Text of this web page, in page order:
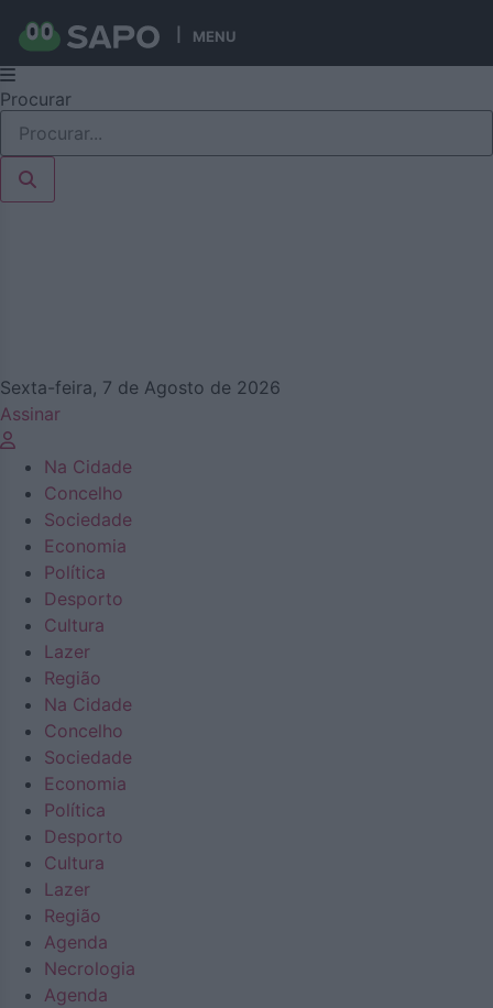
MENU
Pular
para
conteúdo
Procurar
Sexta-feira, 7 de Agosto de 2026
Assinar
Na Cidade
Concelho
Sociedade
Economia
Política
Desporto
Cultura
Lazer
Região
Na Cidade
Concelho
Sociedade
Economia
Política
Desporto
Cultura
Lazer
Região
Agenda
Necrologia
Agenda